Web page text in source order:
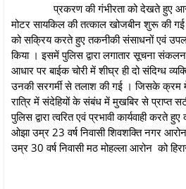
प्रकरण की गंभीरता को देखते हुए आरोन
मोटर सायकिल की तत्काल खोजबीन शुरू की
को सक्रिय करते हुए तकनीकी संसाधनों एवं
किया । इसमें पुलिस द्वारा लगातार सूचना
आधार पर बाईक चोरी में शीघ्र ही दो संदिग्ध
उनकी सरगर्मी से तलाश की गई । जिसके
रात्रि में संदेहियों के संबंध में मुखबिर से प्राप्त
पुलिस द्वारा त्वरित एवं प्रभावी कार्यवाही करते
ओझा उम्र 23 वर्ष निवासी शिवशक्ति नगर
उम्र 30 वर्ष निवासी मठ मोहल्ला आरोन को